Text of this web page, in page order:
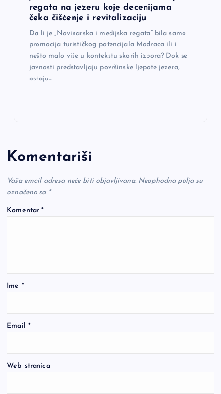
regata na jezeru koje decenijama
čeka čišćenje i revitalizaciju
Da li je „Novinarska i medijska regata“ bila samo
promocija turističkog potencijala Modraca ili i
nešto malo više u kontekstu skorih izbora? Dok se
javnosti predstavljaju površinske ljepote jezera,
ostaju…
Komentariši
Vaša email adresa neće biti objavljivana. Neophodna polja su
označena sa *
Komentar*
Ime *
Email *
Web stranica